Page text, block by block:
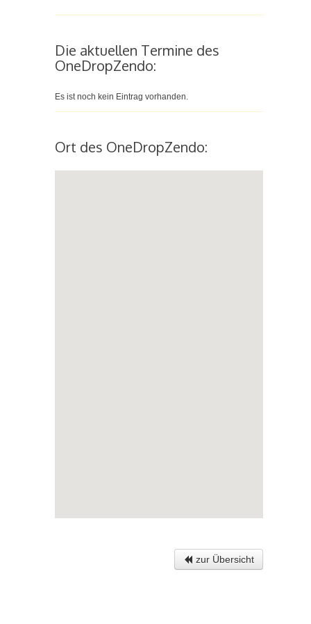
Die aktuellen Termine des
OneDropZendo:
Es ist noch kein Eintrag vorhanden.
Ort des OneDropZendo:
zur Übersicht